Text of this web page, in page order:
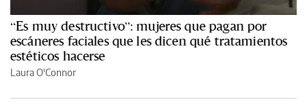
“Es muy destructivo”: mujeres que pagan por
escáneres faciales que les dicen qué tratamientos
estéticos hacerse
Laura O'Connor